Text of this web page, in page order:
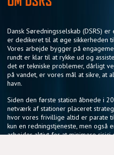
Dansk Søredningsselskab (DSRS)
er dedikeret til at øge sikkerheden
Vores arbejde bygger på
rundt er klar til at rykke ud og
det er tekniske problemer, dårligt
på vandet, er vores mål at sikre, at
havn.
Siden den første station åbnede i
netværk af stationer placeret
hvor vores frivillige altid er parate
kun en redningstjeneste, men også
arbejder aktivt for at minimere